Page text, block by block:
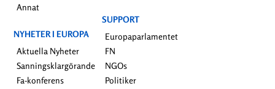
Annat
NYHETER I EUROPA
Aktuella Nyheter
Sanningsklargörande
Fa-konferens
SUPPORT
Europaparlamentet
FN
NGOs
Politiker